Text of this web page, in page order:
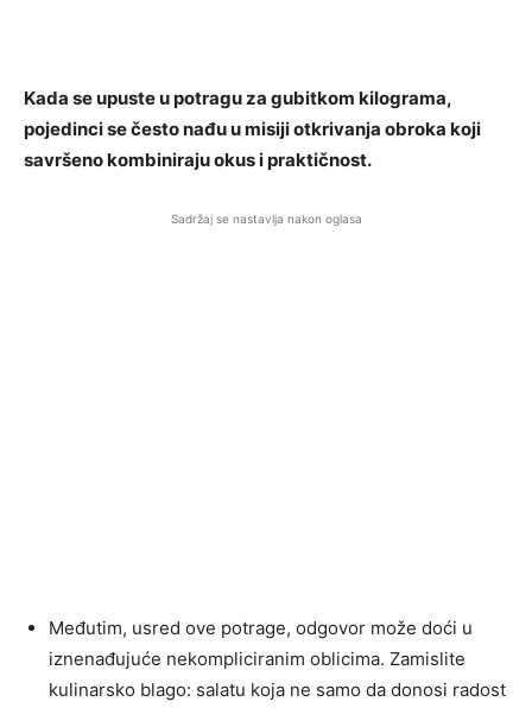
Kada se upuste u potragu za gubitkom kilograma,
pojedinci se često nađu u misiji otkrivanja obroka koji
savršeno kombiniraju okus i praktičnost.
Sadržaj se nastavlja nakon oglasa
Međutim, usred ove potrage, odgovor može doći u
iznenađujuće nekompliciranim oblicima. Zamislite
kulinarsko blago: salatu koja ne samo da donosi radost